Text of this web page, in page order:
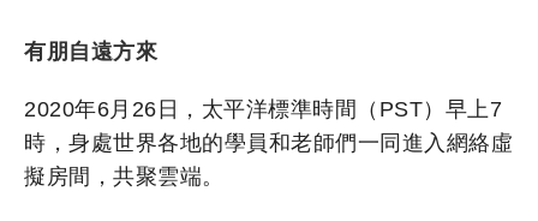
有朋自遠方來
2020年6月26日，太平洋標準時間（PST）早上7
時，身處世界各地的學員和老師們一同進入網絡虛
擬房間，共聚雲端。